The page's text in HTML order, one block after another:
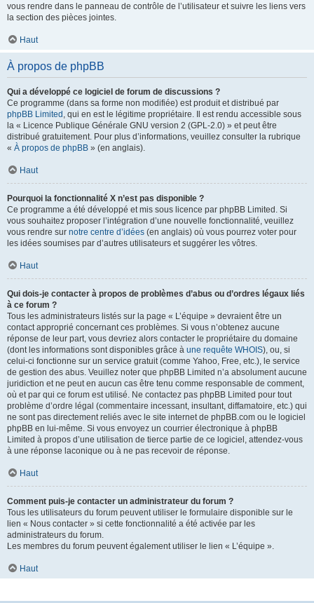
vous rendre dans le panneau de contrôle de l’utilisateur et suivre les liens vers
la section des pièces jointes.
Haut
À propos de phpBB
Qui a développé ce logiciel de forum de discussions ?
Ce programme (dans sa forme non modifiée) est produit et distribué par
phpBB Limited , qui en est le légitime propriétaire. Il est rendu accessible sous
la « Licence Publique Générale GNU version 2 (GPL-2.0) » et peut être
distribué gratuitement. Pour plus d’informations, veuillez consulter la rubrique
« À propos de phpBB » (en anglais).
Haut
Pourquoi la fonctionnalité X n’est pas disponible ?
Ce programme a été développé et mis sous licence par phpBB Limited. Si
vous souhaitez proposer l’intégration d’une nouvelle fonctionnalité, veuillez
vous rendre sur notre centre d’idées (en anglais) où vous pourrez voter pour
les idées soumises par d’autres utilisateurs et suggérer les vôtres.
Haut
Qui dois-je contacter à propos de problèmes d’abus ou d’ordres légaux liés
à ce forum ?
Tous les administrateurs listés sur la page « L’équipe » devraient être un
contact approprié concernant ces problèmes. Si vous n’obtenez aucune
réponse de leur part, vous devriez alors contacter le propriétaire du domaine
(dont les informations sont disponibles grâce à une requête WHOIS), ou, si
celui-ci fonctionne sur un service gratuit (comme Yahoo, Free, etc.), le service
de gestion des abus. Veuillez noter que phpBB Limited n’a absolument aucune
juridiction et ne peut en aucun cas être tenu comme responsable de comment,
où et par qui ce forum est utilisé. Ne contactez pas phpBB Limited pour tout
problème d’ordre légal (commentaire incessant, insultant, diffamatoire, etc.) qui
ne sont pas directement reliés avec le site internet de phpBB.com ou le logiciel
phpBB en lui-même. Si vous envoyez un courrier électronique à phpBB
Limited à propos d’une utilisation de tierce partie de ce logiciel, attendez-vous
à une réponse laconique ou à ne pas recevoir de réponse.
Haut
Comment puis-je contacter un administrateur du forum ?
Tous les utilisateurs du forum peuvent utiliser le formulaire disponible sur le
lien « Nous contacter » si cette fonctionnalité a été activée par les
administrateurs du forum.
Les membres du forum peuvent également utiliser le lien « L’équipe ».
Haut